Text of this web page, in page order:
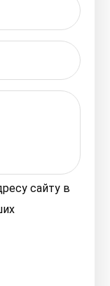
сайту в